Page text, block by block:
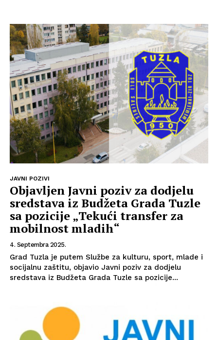
JAVNI POZIVI
Objavljen Javni poziv za dodjelu
sredstava iz Budžeta Grada Tuzle
sa pozicije „Tekući transfer za
mobilnost mladih“
4. Septembra 2025.
Grad Tuzla je putem Službe za kulturu, sport, mlade i
socijalnu zaštitu, objavio Javni poziv za dodjelu
sredstava iz Budžeta Grada Tuzle sa pozicije...